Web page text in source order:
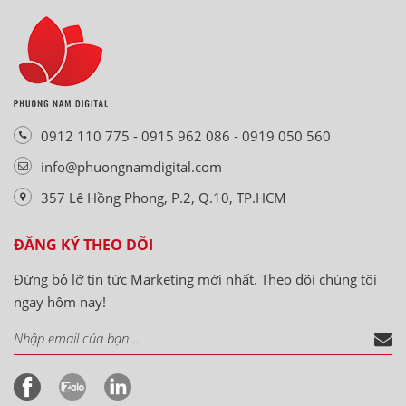
0912 110 775 - 0915 962 086 - 0919 050 560
info@phuongnamdigital.com
357 Lê Hồng Phong, P.2, Q.10, TP.HCM
ĐĂNG KÝ THEO DÕI
Đừng bỏ lỡ tin tức Marketing mới nhất. Theo dõi chúng tôi
ngay hôm nay!